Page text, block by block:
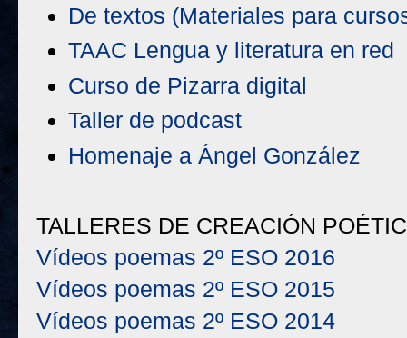
De textos (Materiales para
TAAC Lengua y literatura en red
Curso de Pizarra digital
Taller de podcast
Homenaje a Ángel González
TALLERES DE CREACIÓN
Vídeos poemas 2º ESO 2016
Vídeos poemas 2º ESO 2015
Vídeos poemas 2º ESO 2014